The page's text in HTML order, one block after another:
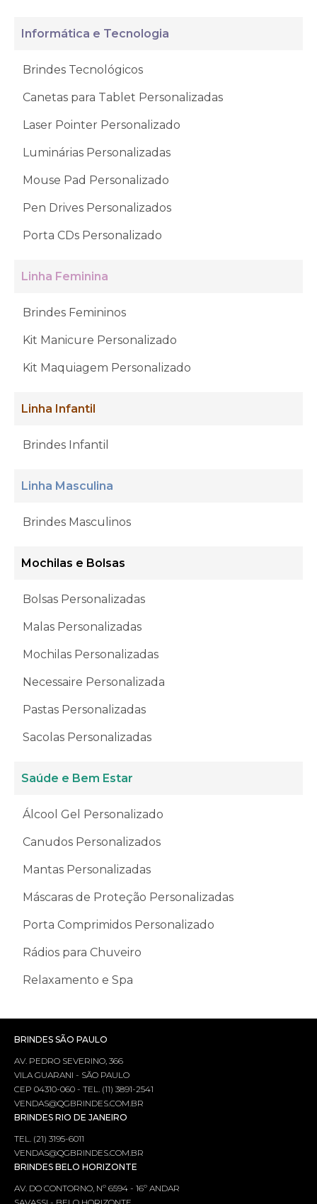
Informática e Tecnologia
Brindes Tecnológicos
Canetas para Tablet Personalizadas
Laser Pointer Personalizado
Luminárias Personalizadas
Mouse Pad Personalizado
Pen Drives Personalizados
Porta CDs Personalizado
Linha Feminina
Brindes Femininos
Kit Manicure Personalizado
Kit Maquiagem Personalizado
Linha Infantil
Brindes Infantil
Linha Masculina
Brindes Masculinos
Mochilas e Bolsas
Bolsas Personalizadas
Malas Personalizadas
Mochilas Personalizadas
Necessaire Personalizada
Pastas Personalizadas
Sacolas Personalizadas
Saúde e Bem Estar
Álcool Gel Personalizado
Canudos Personalizados
Mantas Personalizadas
Máscaras de Proteção Personalizadas
Porta Comprimidos Personalizado
Rádios para Chuveiro
Relaxamento e Spa
BRINDES SÃO PAULO
AV. PEDRO SEVERINO, 366
VILA GUARANI - SÃO PAULO
CEP 04310-060 - TEL. (11) 3891-2541
VENDAS@QGBRINDES.COM.BR
BRINDES RIO DE JANEIRO
TEL. (21) 3195-6011
VENDAS@QGBRINDES.COM.BR
BRINDES BELO HORIZONTE
AV. DO CONTORNO, Nº 6594 - 16º ANDAR